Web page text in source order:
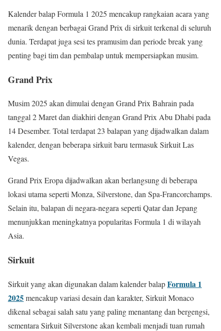
Kalender balap Formula 1 2025 mencakup rangkaian acara yang
menarik dengan berbagai Grand Prix di sirkuit terkenal di seluruh
dunia. Terdapat juga sesi tes pramusim dan periode break yang
penting bagi tim dan pembalap untuk mempersiapkan musim.
Grand Prix
Musim 2025 akan dimulai dengan Grand Prix Bahrain pada
tanggal 2 Maret dan diakhiri dengan Grand Prix Abu Dhabi pada
14 Desember. Total terdapat 23 balapan yang dijadwalkan dalam
kalender, dengan beberapa sirkuit baru termasuk Sirkuit Las
Vegas.
Grand Prix Eropa dijadwalkan akan berlangsung di beberapa
lokasi utama seperti Monza, Silverstone, dan Spa-Francorchamps.
Selain itu, balapan di negara-negara seperti Qatar dan Jepang
menunjukkan meningkatnya popularitas Formula 1 di wilayah
Asia.
Sirkuit
Sirkuit yang akan digunakan dalam kalender balapFormula 1
2025mencakup variasi desain dan karakter, Sirkuit Monaco
dikenal sebagai salah satu yang paling menantang dan bergengsi,
sementara Sirkuit Silverstone akan kembali menjadi tuan rumah